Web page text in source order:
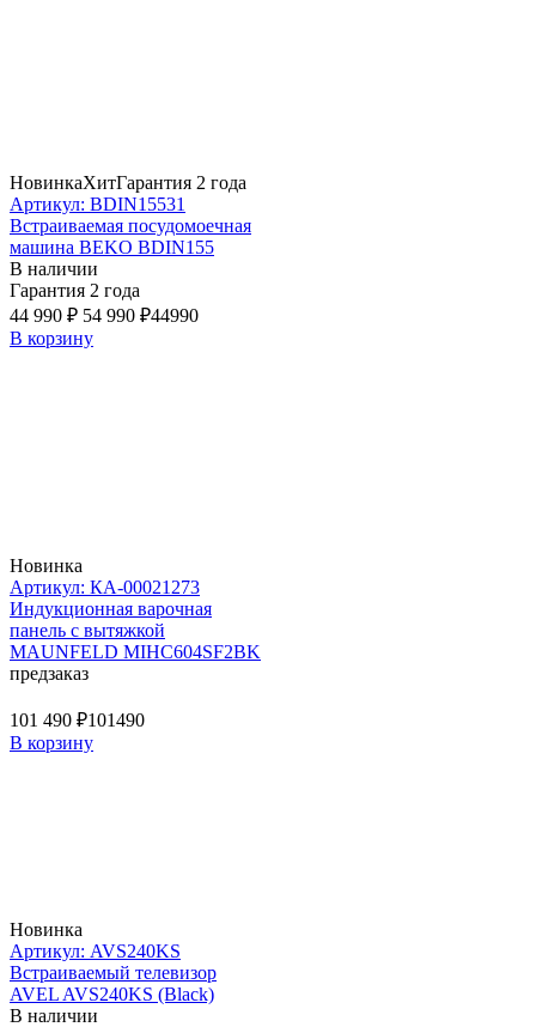
НовинкаХитГарантия 2 года
Артикул: BDIN15531
Встраиваемая посудомоечная
машина BEKO BDIN155
В наличии
Гарантия 2 года
44 990 ₽ 54 990 ₽44990
В корзину
Новинка
Артикул: КА-00021273
Индукционная варочная
панель с вытяжкой
MAUNFELD MIHC604SF2BK
предзаказ
101 490 ₽101490
В корзину
Новинка
Артикул: AVS240KS
Встраиваемый телевизор
AVEL AVS240KS (Black)
В наличии